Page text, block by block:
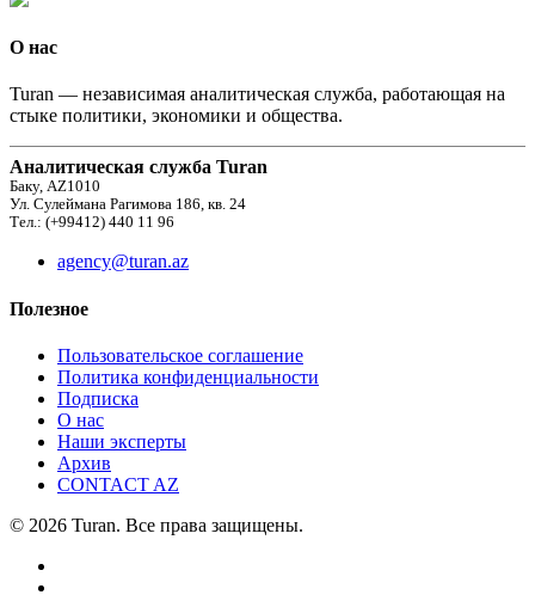
О нас
Turan — независимая аналитическая служба, работающая на
стыке политики, экономики и общества.
Аналитическая служба Turan
Баку, AZ1010
Ул. Сулеймана Рагимова 186, кв. 24
Тел.: (+99412) 440 11 96
agency@turan.az
Полезное
Пользовательское соглашение
Политика конфиденциальности
Подписка
О нас
Наши эксперты
Архив
CONTACT AZ
© 2026 Turan. Все права защищены.